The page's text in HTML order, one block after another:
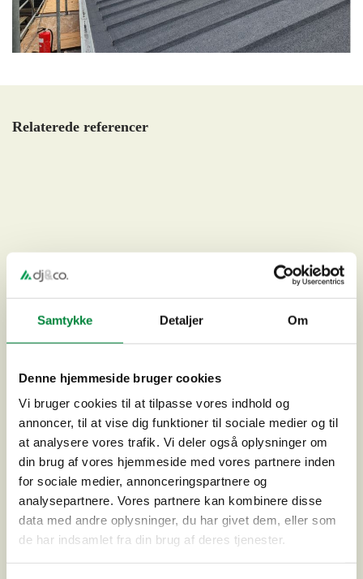
Samtykke Detaljer Om
Denne hjemmeside bruger cookies
Vi bruger cookies til at tilpasse vores indhold og
annoncer, til at vise dig funktioner til sociale medier og til
at analysere vores trafik. Vi deler også oplysninger om
din brug af vores hjemmeside med vores partnere inden
for sociale medier, annonceringspartnere og
analysepartnere. Vores partnere kan kombinere disse
data med andre oplysninger, du har givet dem, eller som
de har indsamlet fra din brug af deres tjenester.
Relaterede referencer
Renovering af Daginstitutionen Ulvemosehuset i Rungsted